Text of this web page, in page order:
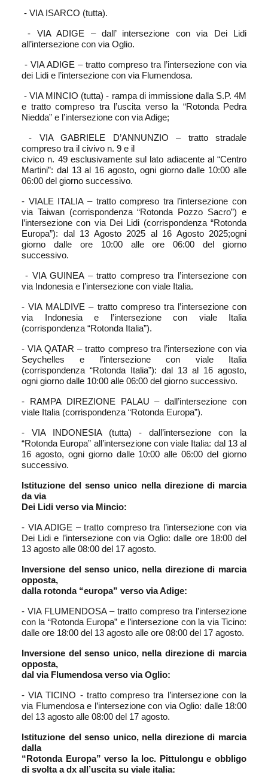
- VIA ISARCO (tutta).
- VIA ADIGE – dall’ intersezione con via Dei Lidi
all’intersezione con via Oglio.
- VIA ADIGE – tratto compreso tra l’intersezione con via
dei Lidi e l’intersezione con via Flumendosa.
- VIA MINCIO (tutta) - rampa di immissione dalla S.P. 4M
e tratto compreso tra l’uscita verso la “Rotonda Pedra
Niedda” e l’intersezione con via Adige;
- VIA GABRIELE D’ANNUNZIO – tratto stradale
compreso tra il civivo n. 9 e il
civico n. 49 esclusivamente sul lato adiacente al “Centro
Martini”: dal 13 al 16 agosto, ogni giorno dalle 10:00 alle
06:00 del giorno successivo.
- VIALE ITALIA – tratto compreso tra l’intersezione con
via Taiwan (corrispondenza “Rotonda Pozzo Sacro”) e
l’intersezione con via Dei Lidi (corrispondenza “Rotonda
Europa”): dal 13 Agosto 2025 al 16 Agosto 2025;ogni
giorno dalle ore 10:00 alle ore 06:00 del giorno
successivo.
- VIA GUINEA – tratto compreso tra l’intersezione con
via Indonesia e l’intersezione con viale Italia.
- VIA MALDIVE – tratto compreso tra l’intersezione con
via Indonesia e l’intersezione con viale Italia
(corrispondenza “Rotonda Italia”).
- VIA QATAR – tratto compreso tra l’intersezione con via
Seychelles e l’intersezione con viale Italia
(corrispondenza “Rotonda Italia”): dal 13 al 16 agosto,
ogni giorno dalle 10:00 alle 06:00 del giorno successivo.
- RAMPA DIREZIONE PALAU – dall’intersezione con
viale Italia (corrispondenza “Rotonda Europa”).
- VIA INDONESIA (tutta) - dall’intersezione con la
“Rotonda Europa” all’intersezione con viale Italia: dal 13 al
16 agosto, ogni giorno dalle 10:00 alle 06:00 del giorno
successivo.
Istituzione del senso unico nella direzione di marcia
da via
Dei Lidi verso via Mincio:
- VIA ADIGE – tratto compreso tra l’intersezione con via
Dei Lidi e l’intersezione con via Oglio: dalle ore 18:00 del
13 agosto alle 08:00 del 17 agosto.
Inversione del senso unico, nella direzione di marcia
opposta,
dalla rotonda “europa” verso via Adige:
- VIA FLUMENDOSA – tratto compreso tra l’intersezione
con la “Rotonda Europa” e l’intersezione con la via Ticino:
dalle ore 18:00 del 13 agosto alle ore 08:00 del 17 agosto.
Inversione del senso unico, nella direzione di marcia
opposta,
dal via Flumendosa verso via Oglio:
- VIA TICINO - tratto compreso tra l’intersezione con la
via Flumendosa e l’intersezione con via Oglio: dalle 18:00
del 13 agosto alle 08:00 del 17 agosto.
Istituzione del senso unico, nella direzione di marcia
dalla
“Rotonda Europa” verso la loc. Pittulongu e obbligo
di svolta a dx all’uscita su viale italia: